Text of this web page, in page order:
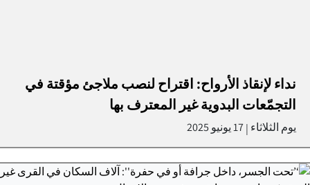
نداء لإنقاذ الأرواح: اقتراح لنصب ملاجئ مؤقتة في
التجمّعات البدوية غير المعترف بها
يوم الثلاثاء |17 يونيو 2025